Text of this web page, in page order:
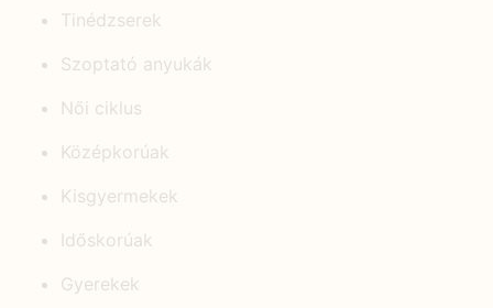
Tinédzserek
Szoptató anyukák
Női ciklus
Középkorúak
Kisgyermekek
Időskorúak
Gyerekek